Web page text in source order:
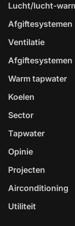
Lucht/lucht-
Afgiftesystemen
Ventilatie
Afgiftesystemen
Warm tapwater
Koelen
Sector
Tapwater
Opinie
Projecten
Airconditioning
Utiliteit